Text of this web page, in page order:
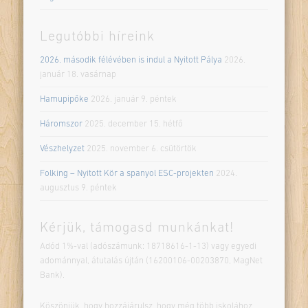
Legutóbbi híreink
2026. második félévében is indul a Nyitott Pálya 2026.
január 18. vasárnap
Hamupipőke 2026. január 9. péntek
Háromszor 2025. december 15. hétfő
Vészhelyzet 2025. november 6. csütörtök
Folking – Nyitott Kör a spanyol ESC-projekten 2024.
augusztus 9. péntek
Kérjük, támogasd munkánkat!
Adód 1%-val (adószámunk: 18718616-1-13) vagy egyedi
adománnyal, átutalás újtán (16200106-00203870, MagNet
Bank).